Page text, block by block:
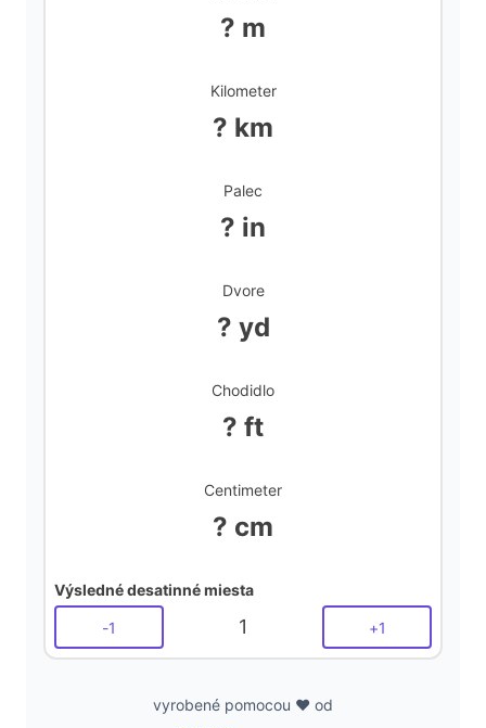
? m
Kilometer
? km
Palec
? in
Dvore
? yd
Chodidlo
? ft
Centimeter
? cm
Výsledné desatinné miesta
-1 1 +1
vyrobené pomocou ❤️ od